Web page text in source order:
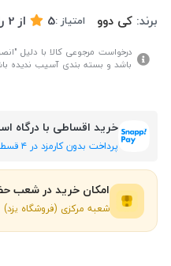
برند:کی دوو امتیاز :5 از 2
درخواست مرجوعی کالا با دلیل
باشد و بسته بندی آسیب ندیده
خرید اقساطی با درگاه
پرداخت بدون کارمزد در ۴ قسط
امکان خرید در شعب
شعبه مرکزی (فروشگاه یزد)